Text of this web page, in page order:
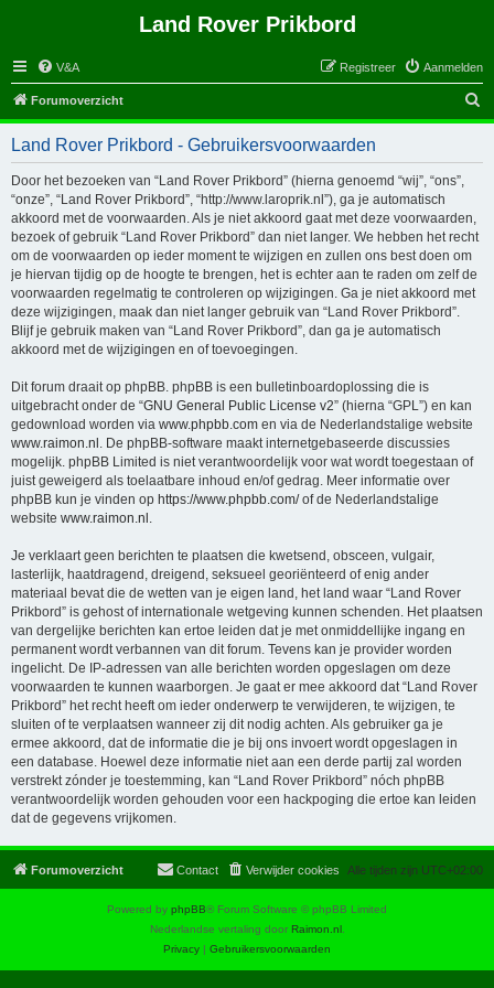
Land Rover Prikbord
V&A Aanmelden
Registreer
Forumoverzicht
o
Land Rover Prikbord - Gebruikersvoorwaarden
Door het bezoeken van “Land Rover Prikbord” (hierna genoemd “wij”, “ons”,
“onze”, “Land Rover Prikbord”, “http://www.laroprik.nl”), ga je automatisch
akkoord met de voorwaarden. Als je niet akkoord gaat met deze voorwaarden,
bezoek of gebruik “Land Rover Prikbord” dan niet langer. We hebben het recht
om de voorwaarden op ieder moment te wijzigen en zullen ons best doen om
je hiervan tijdig op de hoogte te brengen, het is echter aan te raden om zelf de
voorwaarden regelmatig te controleren op wijzigingen. Ga je niet akkoord met
deze wijzigingen, maak dan niet langer gebruik van “Land Rover Prikbord”.
Blijf je gebruik maken van “Land Rover Prikbord”, dan ga je automatisch
akkoord met de wijzigingen en of toevoegingen.
Dit forum draait op phpBB. phpBB is een bulletinboardoplossing die is
uitgebracht onder de “GNU General Public License v2” (hierna “GPL”) en kan
gedownload worden via www.phpbb.com en via de Nederlandstalige website
www.raimon.nl . De phpBB-software maakt internetgebaseerde discussies
mogelijk. phpBB Limited is niet verantwoordelijk voor wat wordt toegestaan of
juist geweigerd als toelaatbare inhoud en/of gedrag. Meer informatie over
phpBB kun je vinden op https://www.phpbb.com/of de Nederlandstalige
website www.raimon.nl .
Je verklaart geen berichten te plaatsen die kwetsend, obsceen, vulgair,
lasterlijk, haatdragend, dreigend, seksueel georiënteerd of enig ander
materiaal bevat die de wetten van je eigen land, het land waar “Land Rover
Prikbord” is gehost of internationale wetgeving kunnen schenden. Het plaatsen
van dergelijke berichten kan ertoe leiden dat je met onmiddellijke ingang en
permanent wordt verbannen van dit forum. Tevens kan je provider worden
ingelicht. De IP-adressen van alle berichten worden opgeslagen om deze
voorwaarden te kunnen waarborgen. Je gaat er mee akkoord dat “Land Rover
Prikbord” het recht heeft om ieder onderwerp te verwijderen, te wijzigen, te
sluiten of te verplaatsen wanneer zij dit nodig achten. Als gebruiker ga je
ermee akkoord, dat de informatie die je bij ons invoert wordt opgeslagen in
een database. Hoewel deze informatie niet aan een derde partij zal worden
verstrekt zónder je toestemming, kan “Land Rover Prikbord” nóch phpBB
verantwoordelijk worden gehouden voor een hackpoging die ertoe kan leiden
dat de gegevens vrijkomen.
Forumoverzicht Alle tijden zijn UTC+02:00
Verwijder cookies
Contact
Powered by phpBB® Forum Software © phpBB Limited
Nederlandse vertaling door Raimon.nl.
Privacy | Gebruikersvoorwaarden